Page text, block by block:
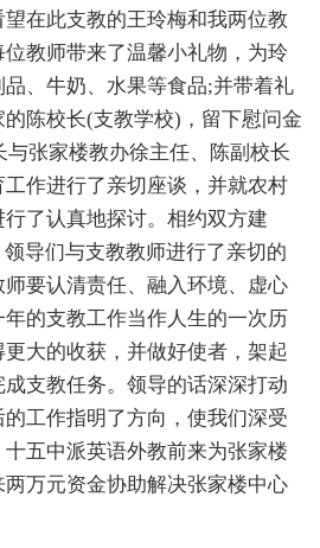
在此支教的王玲梅和我两位教
教师带来了温馨小礼物，为玲
、牛奶、水果等食品;并带着礼
陈校长(支教学校)，留下慰问金
与张家楼教办徐主任、陈副校长
作进行了亲切座谈，并就农村
了认真地探讨。相约双方建
导们与支教教师进行了亲切的
要认清责任、融入环境、虚心
的支教工作当作人生的一次历
大的收获，并做好使者，架起
支教任务。领导的话深深打动
工作指明了方向，使我们深受
五中派英语外教前来为张家楼
万元资金协助解决张家楼中心